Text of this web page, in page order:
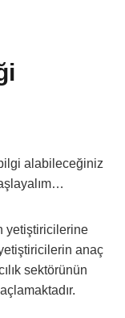
alabileceğiniz
yetiştiricilerine
anaç
sektörünün